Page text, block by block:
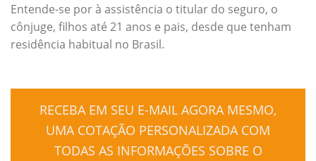
Entende-se por à assistência o titular do seguro, o
cônjuge, filhos até 21 anos e pais, desde que tenham
residência habitual no Brasil.
RECEBA EM SEU E-MAIL AGORA MESMO,
UMA COTAÇÃO PERSONALIZADA COM
TODAS AS INFORMAÇÕES SOBRE O